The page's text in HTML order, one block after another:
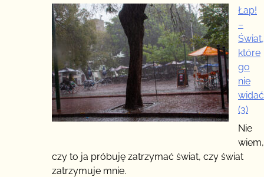
Łap!
–
Świat,
które
go
nie
widać
(3)
Nie
wiem,
czy to ja próbuję zatrzymać świat, czy świat
zatrzymuje mnie.